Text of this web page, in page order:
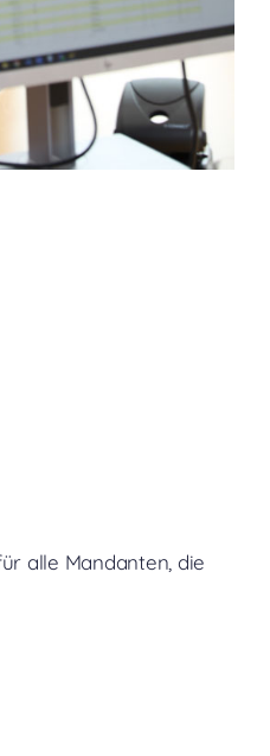
alle Mandanten, die